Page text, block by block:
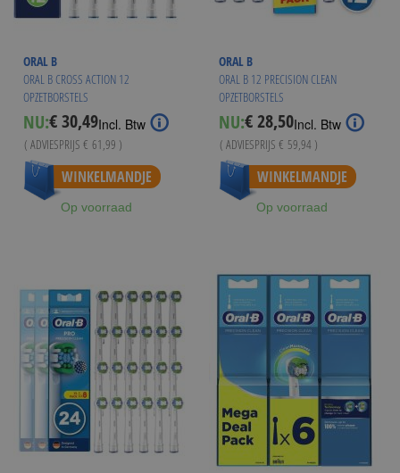
ORAL B
ORAL B CROSS ACTION 12
OPZETBORSTELS
NU:Special
Price
€ 30,49Incl. Btw
( ADVIESPRIJS € 61,99 )
WINKELMANDJE
Op voorraad
ORAL B
ORAL B 12 PRECISION CLEAN
OPZETBORSTELS
NU:Special
Price
€ 28,50Incl. Btw
( ADVIESPRIJS € 59,94 )
WINKELMANDJE
Op voorraad